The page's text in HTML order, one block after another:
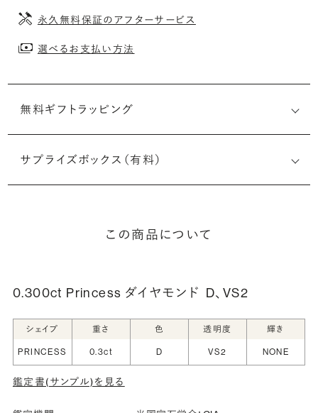
永久無料保証のアフターサービス
選べるお支払い方法
無料ギフトラッピング
サプライズボックス（有料）
この商品について
0.300ct Princess ダイヤモンド D、VS2
シェイプ 重さ 色 透明度 輝き
PRINCESS 0.3ct D VS2 NONE
鑑定書(サンプル)を見る